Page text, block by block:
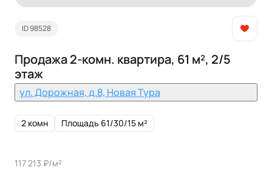
ID 98528
Продажа 2-комн. квартира, 61 м², 2/5
этаж
ул. Дорожная, д.8, Новая Тура
2 комн Площадь 61/30/15 м²
117 213 ₽/м²